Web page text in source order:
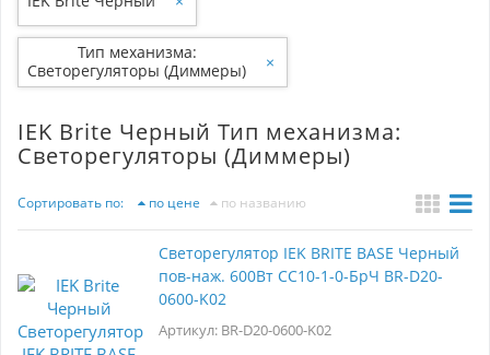
Тип механизма:
Светорегуляторы (Диммеры)
×
IEK Brite Черный Тип механизма:
Светорегуляторы (Диммеры)
Сортировать по: по цене по названию
Светорегулятор IEK BRITE BASE Черный
пов-наж. 600Вт СС10-1-0-БрЧ BR-D20-
0600-K02
Артикул: BR-D20-0600-K02